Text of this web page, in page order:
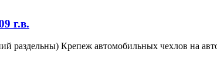
г.в.
Крепеж автомобильных чехлов на